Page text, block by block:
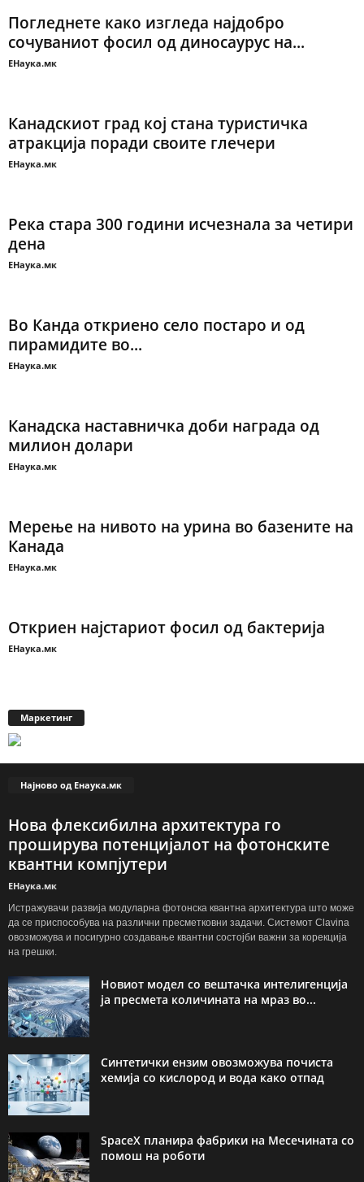
Погледнете како изгледа најдобро
сочуваниот фосил од диносаурус на...
ЕНаука.мк
Канадскиот град кој стана туристичка
атракција поради своите глечери
ЕНаука.мк
Река стара 300 години исчезнала за четири
дена
ЕНаука.мк
Во Канда откриено село постаро и од
пирамидите во...
ЕНаука.мк
Канадска наставничка доби награда од
милион долари
ЕНаука.мк
Мерење на нивото на урина во базените на
Канада
ЕНаука.мк
Откриен најстариот фосил од бактерија
ЕНаука.мк
Маркетинг
Најново од Енаука.мк
Нова флексибилна архитектура го
проширува потенцијалот на фотонските
квантни компјутери
ЕНаука.мк
Истражувачи развија модуларна фотонска квантна архитектура што може
да се приспособува на различни пресметковни задачи. Системот Clavina
овозможува и посигурно создавање квантни состојби важни за корекција
на грешки.
Новиот модел со вештачка интелигенција
ја пресмета количината на мраз во...
Синтетички ензим овозможува почиста
хемија со кислород и вода како отпад
SpaceX планира фабрики на Месечината со
помош на роботи